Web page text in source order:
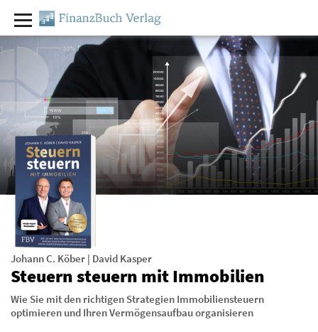
Johann C. Köber | David Kasper
Steuern steuern mit Immobilien
Wie Sie mit den richtigen Strategien Immobiliensteuern
optimieren und Ihren Vermögensaufbau organisieren